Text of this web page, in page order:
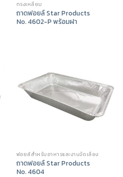
ทรงเหลี่ยม
ถาดฟอยล์ Star Products
No. 4602-P พร้อมฝา
ฟอยล์สำหรับอาหารและงานจัดเลี้ยง
ถาดฟอยล์ Star Products
No. 4604